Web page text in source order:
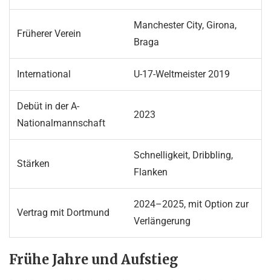
Früherer Verein
Manchester City, Girona,
Braga
International U-17-Weltmeister 2019
Debüt in der A-
Nationalmannschaft
2023
Stärken
Schnelligkeit, Dribbling,
Flanken
Vertrag mit Dortmund
2024–2025, mit Option zur
Verlängerung
Frühe Jahre und Aufstieg